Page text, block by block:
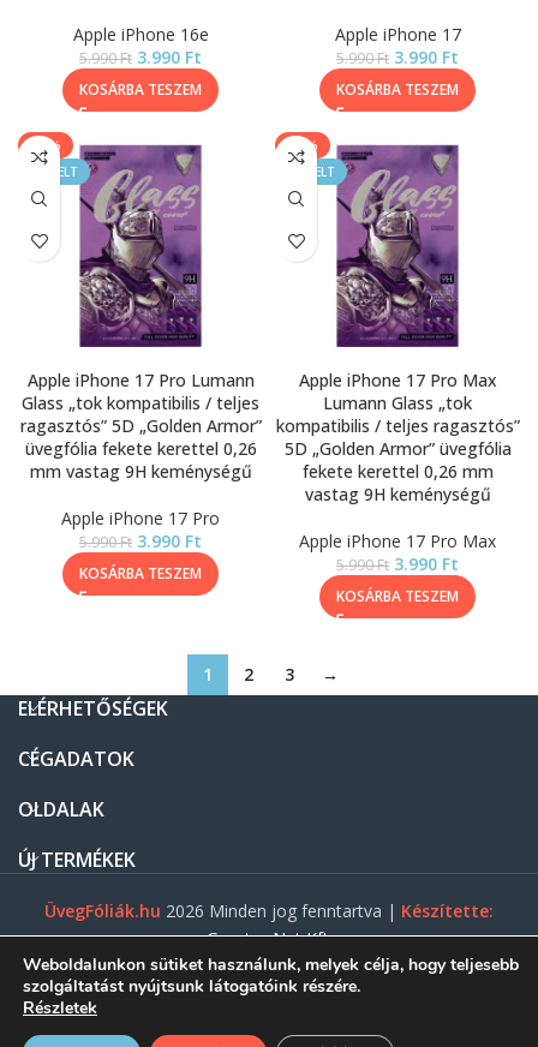
Apple iPhone 16e
5.990Ft 3.990 Ft
KOSÁRBA TESZEM
Apple iPhone 17
5.990Ft 3.990 Ft
KOSÁRBA TESZEM
-33%
KIEMELT
Apple iPhone 17 Pro Lumann
Glass „tok kompatibilis / teljes
ragasztós” 5D „Golden Armor”
üvegfólia fekete kerettel 0,26
mm vastag 9H keménységű
Apple iPhone 17 Pro
5.990Ft 3.990 Ft
KOSÁRBA TESZEM
-33%
KIEMELT
Apple iPhone 17 Pro Max
Lumann Glass „tok
kompatibilis / teljes ragasztós”
5D „Golden Armor” üvegfólia
fekete kerettel 0,26 mm
vastag 9H keménységű
Apple iPhone 17 Pro Max
5.990Ft 3.990 Ft
KOSÁRBA TESZEM
1 2 3 →
ELÉRHETŐSÉGEK
CÉGADATOK
OLDALAK
ÚJ TERMÉKEK
ÜvegFóliák.hu 2026 Minden jog fenntartva | Készítette:
Gasztro Net Kft.
Weboldalunkon sütiket használunk, melyek célja, hogy teljesebb
szolgáltatást nyújtsunk látogatóink részére.
Részletek